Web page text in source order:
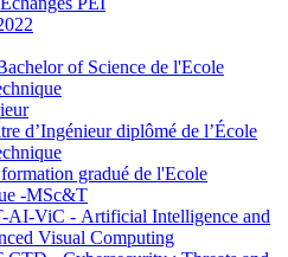
of Science de l'Ecole
d’Ingénieur diplômé de l’École
gradué de l'Ecole
-MSc&T
AI-ViC - Artificial Intelligence and
Visual Computing